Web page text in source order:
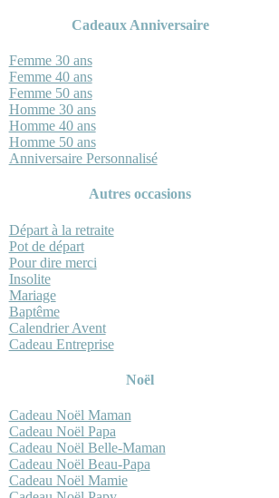
Cadeaux Anniversaire
Femme 30 ans
Femme 40 ans
Femme 50 ans
Homme 30 ans
Homme 40 ans
Homme 50 ans
Anniversaire Personnalisé
Autres occasions
Départ à la retraite
Pot de départ
Pour dire merci
Insolite
Mariage
Baptême
Calendrier Avent
Cadeau Entreprise
Noël
Cadeau Noël Maman
Cadeau Noël Papa
Cadeau Noël Belle-Maman
Cadeau Noël Beau-Papa
Cadeau Noël Mamie